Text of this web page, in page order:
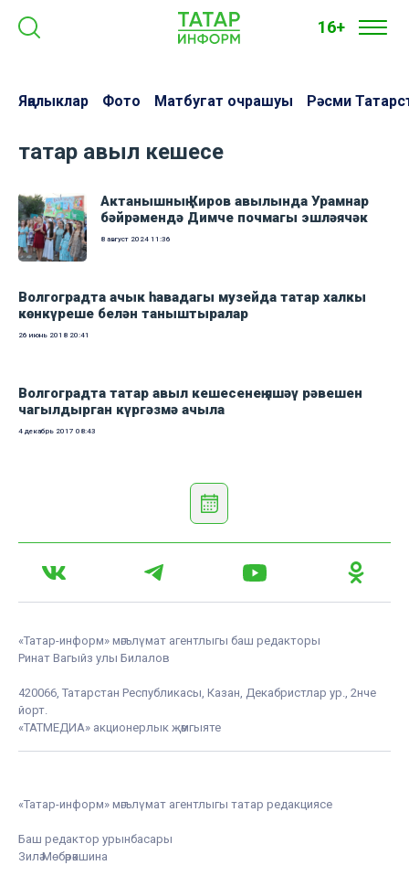
16+
Яңалыклар Фото Матбугат очрашуы Рәсми
татар авыл кешесе
Актанышның Киров авылында Урамнар
бәйрәмендә Димче почмагы эшләячәк
8 август 2024 11:36
Волгоградта ачык һавадагы музейда татар халкы
көнкүреше белән таныштыралар
26 июнь 2018 20:41
Волгоградта татар авыл кешесенең яшәү рәвешен
чагылдырган күргәзмә ачыла
4 декабрь 2017 08:43
«Татар-информ» мәгълүмат агентлыгы баш редакторы
Ринат Вагыйз улы Билалов
420066, Татарстан Республикасы, Казан, Декабристлар ур., 2нче
йорт.
«ТАТМЕДИА» акционерлык җәмгыяте
«Татар-информ» мәгълүмат агентлыгы татар редакциясе
Баш редактор урынбасары
Зилә Мөбәрәкшина